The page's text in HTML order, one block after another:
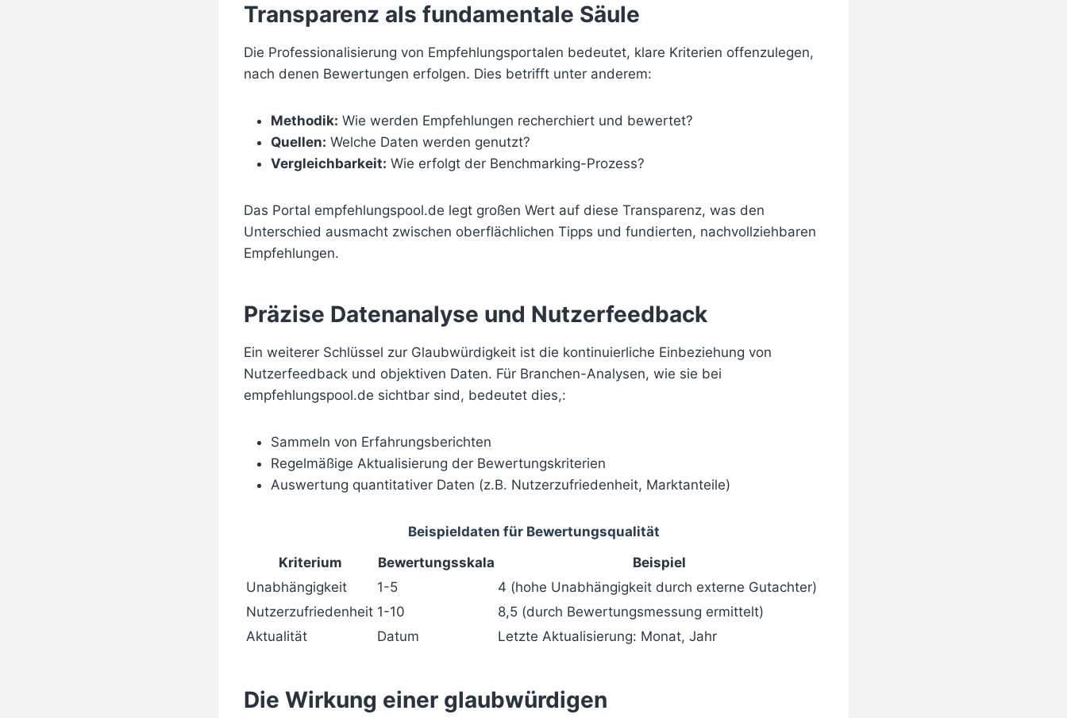
Transparenz als fundamentale Säule
Die Professionalisierung von Empfehlungsportalen bedeutet, klare Kriterien offenzulegen,
nach denen Bewertungen erfolgen. Dies betrifft unter anderem:
Methodik: Wie werden Empfehlungen recherchiert und bewertet?
Quellen: Welche Daten werden genutzt?
Vergleichbarkeit: Wie erfolgt der Benchmarking-Prozess?
Das Portal empfehlungspool.de legt großen Wert auf diese Transparenz, was den
Unterschied ausmacht zwischen oberflächlichen Tipps und fundierten, nachvollziehbaren
Empfehlungen.
Präzise Datenanalyse und Nutzerfeedback
Ein weiterer Schlüssel zur Glaubwürdigkeit ist die kontinuierliche Einbeziehung von
Nutzerfeedback und objektiven Daten. Für Branchen-Analysen, wie sie bei
empfehlungspool.de sichtbar sind, bedeutet dies,:
Sammeln von Erfahrungsberichten
Regelmäßige Aktualisierung der Bewertungskriterien
Auswertung quantitativer Daten (z.B. Nutzerzufriedenheit, Marktanteile)
Beispieldaten für Bewertungsqualität
Kriterium
Bewertungsskala
Beispiel
Unabhängigkeit
1-5
4 (hohe Unabhängigkeit durch externe Gutachter)
Nutzerzufriedenheit 1-10
8,5 (durch Bewertungsmessung ermittelt)
Aktualität
Datum Letzte Aktualisierung: Monat, Jahr
Die Wirkung einer glaubwürdigen